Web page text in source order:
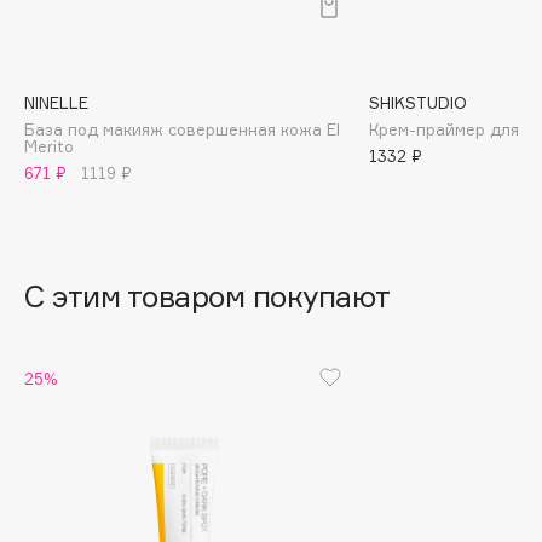
Baffy
Balmain Hair Couture
ЭКСКЛЮЗИВ
Banderas
Beauty Pati
beautyblender
NINELLE
База под макияж совершенная кожа El
Merito
671 ₽
1119 ₽
SHIKSTUDIO
Крем-праймер для
1332 ₽
С этим товаром покупают
25%